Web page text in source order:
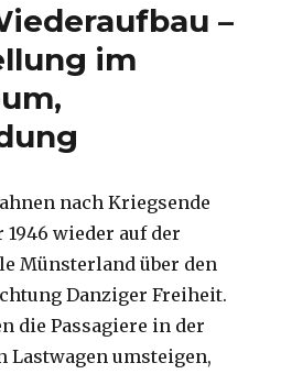
Kindern
erzählt,
Rezension
–
im
nach Kriegsende
1946 wieder auf der
Münsterland über den
Danziger Freiheit.
die Passagiere in der
Lastwagen umsteigen,